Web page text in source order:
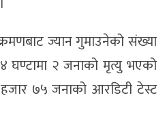
ज्यान गुमाउनेको संख्या
घण्टामा २ जनाको मृत्यु भएको
७५ जनाको आरडिटी टेस्ट